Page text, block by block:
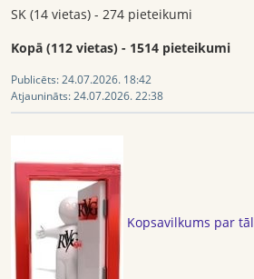
SK (14 vietas) - 274 pieteikumi
Kopā (112 vietas) - 1514 pieteikumi
Publicēts:24.07.2026. 18:42
Atjaunināts:24.07.2026. 22:38
Kopsavilkums par